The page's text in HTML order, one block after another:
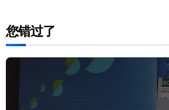
您错过了